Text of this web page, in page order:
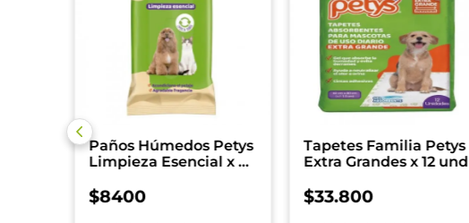
Paños Húmedos Petys
Limpieza Esencial x 50
$8400
Tapetes Familia Petys
Extra Grandes x 12 und
$33.800